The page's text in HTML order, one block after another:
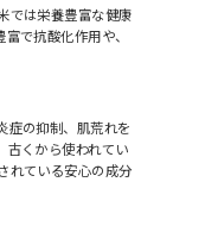
では栄養豊富な健康
で抗酸化作用や、
症の抑制、肌荒れを
古くから使われてい
れている安心の成分